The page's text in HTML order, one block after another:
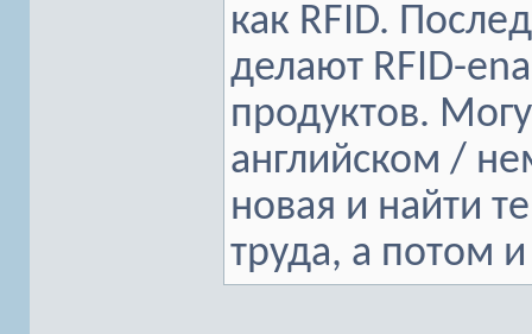
как RFID.
делают RFID-
продуктов.
английском /
новая и найти
труда, а потом